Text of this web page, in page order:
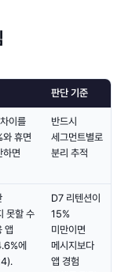
판단 기준
이를
휴면
하면
반드시
세그먼트별로
분리 추적
못할 수
앱
에
D7 리텐션이
15%
미만이면
메시지보다
앱 경험